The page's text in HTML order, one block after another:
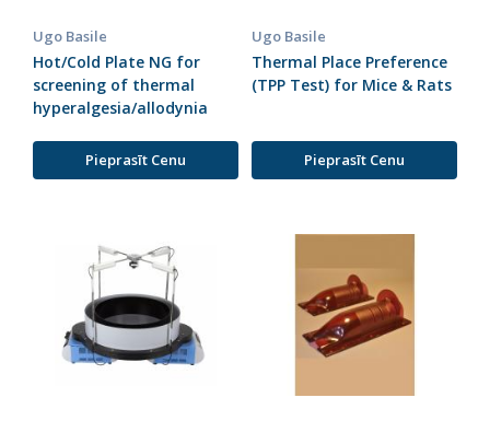
Ugo Basile
Hot/Cold Plate NG for
screening of thermal
hyperalgesia/allodynia
Pieprasīt Cenu
Ugo Basile
Thermal Place Preference
(TPP Test) for Mice & Rats
Pieprasīt Cenu